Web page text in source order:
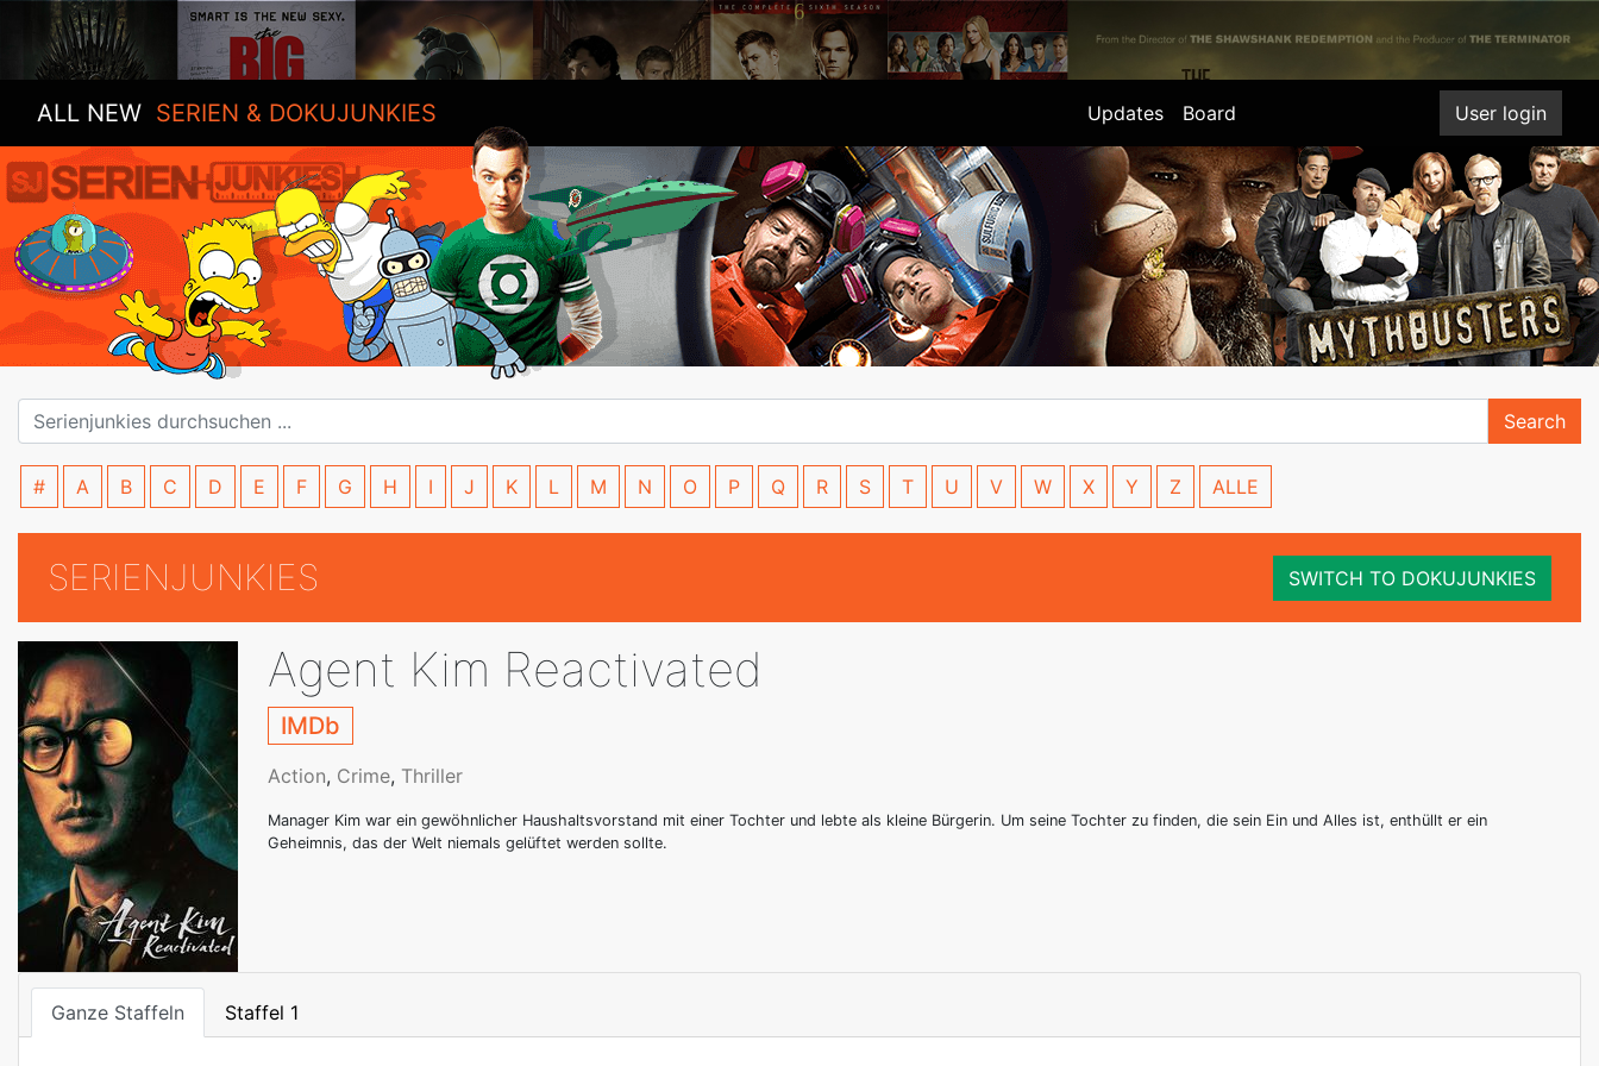
ALL NEW SERIEN & DOKUJUNKIES Updates Board User login
Search
# A B C D E F G H I J K L M N O P Q R S T U V W X Y Z ALLE
SERIENJUNKIES SWITCH TO DOKUJUNKIES
Agent Kim Reactivated
IMDb
Action, Crime, Thriller
Manager Kim war ein gewöhnlicher Haushaltsvorstand mit einer Tochter und lebte als kleine Bürgerin. Um seine Tochter zu finden, die sein Ein und Alles ist, enthüllt er ein
Geheimnis, das der Welt niemals gelüftet werden sollte.
Ganze Staffeln Staffel 1